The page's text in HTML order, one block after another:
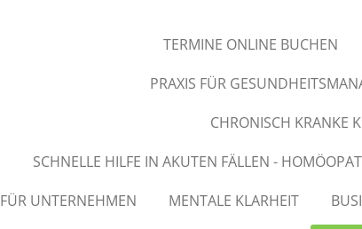
TERMINE ONLINE BUCHEN
PRAXIS FÜR
CHRONISCH KRANKE
SCHNELLE HILFE IN AKUTEN FÄLLEN -
FÜR UNTERNEHMEN
MENTALE KLARHEIT